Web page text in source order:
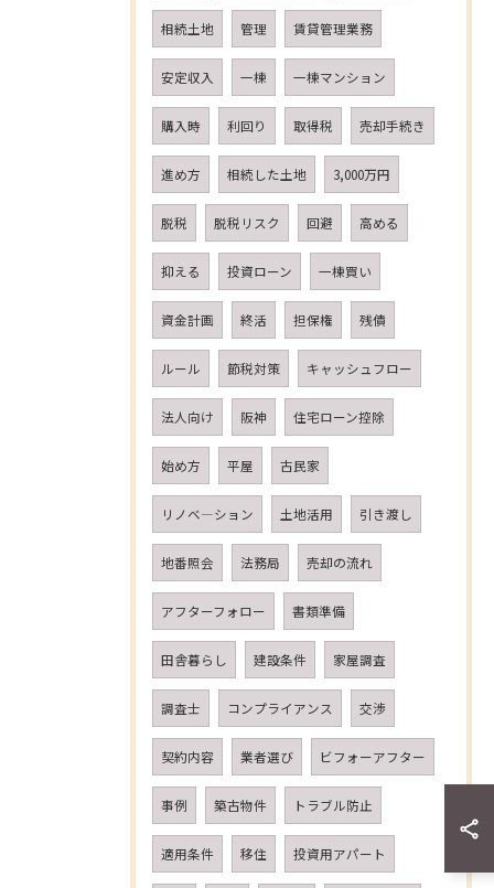
相続土地 管理 賃貸管理業務
安定収入 一棟 一棟マンション
購入時 利回り 取得税 売却手続き
進め方 相続した土地 3,000万円
脱税 脱税リスク 回避 高める
抑える 投資ローン 一棟買い
資金計画 終活 担保権 残債
ルール 節税対策 キャッシュフロー
法人向け 阪神 住宅ローン控除
始め方 平屋 古民家
リノベ―ション 土地活用 引き渡し
地番照会 法務局 売却の流れ
アフターフォロー 書類準備
田舎暮らし 建設条件 家屋調査
調査士 コンプライアンス 交渉
契約内容 業者選び ビフォーアフター
事例 築古物件 トラブル防止
適用条件 移住 投資用アパート